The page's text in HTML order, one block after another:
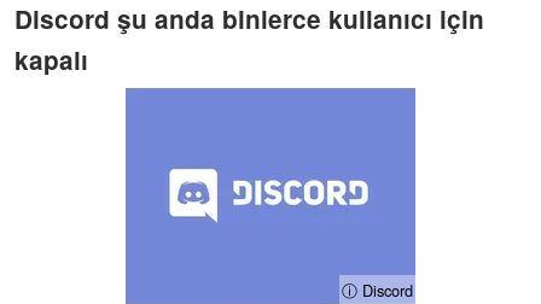
Discord şu anda binlerce kullanıcı için
kapalı
ⓘ Discord